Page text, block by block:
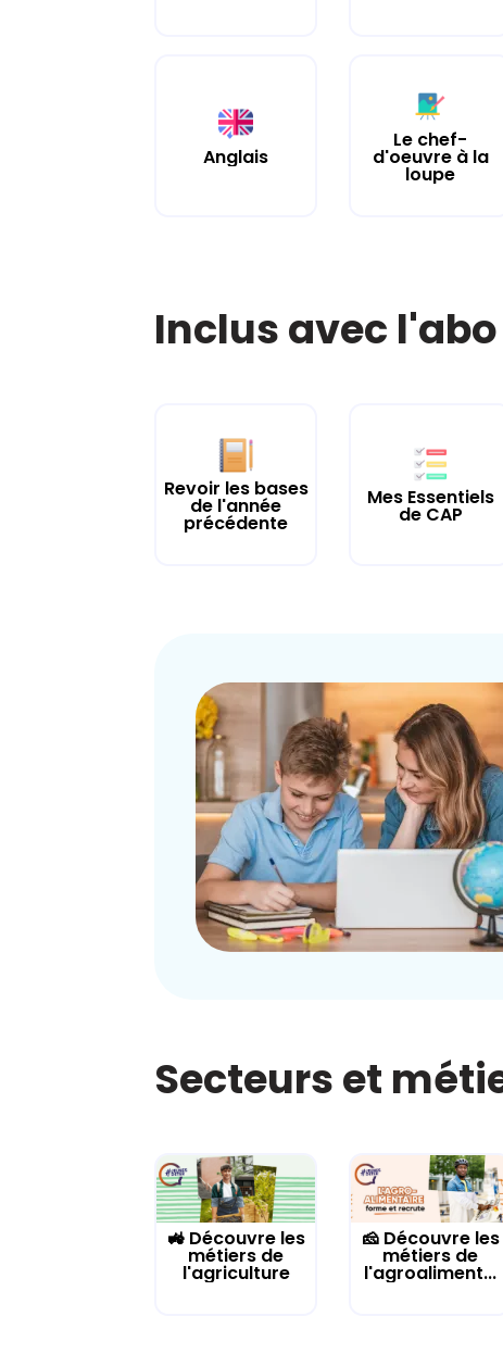
Anglais
Le chef-
d'oeuvre à la
loupe
Inclus avec
Revoir les bases
de l'année
précédente
Mes Essentiels
de CAP
Secteurs et
🚜 Découvre les
métiers de
l'agriculture
🧀 Découvre les
métiers de
l'agroaliment...